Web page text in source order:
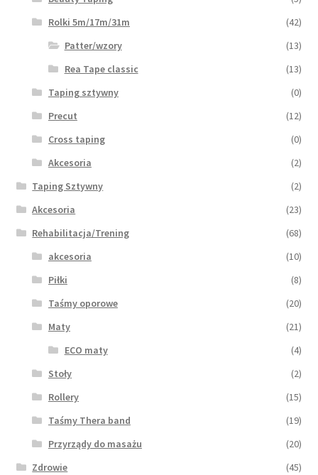
Rolki 5m/17m/31m
(42)
Patter/wzory
(13)
Rea Tape classic
(13)
Taping sztywny
(0)
Precut
(12)
Cross taping
(0)
Akcesoria
(2)
Taping Sztywny
(2)
Akcesoria
(23)
Rehabilitacja/Trening
(68)
akcesoria
(10)
Piłki
(8)
Taśmy oporowe
(20)
Maty
(21)
ECO maty
(4)
Stoły
(2)
Rollery
(15)
Taśmy Thera band
(19)
Przyrządy do masażu
(20)
Zdrowie
(45)